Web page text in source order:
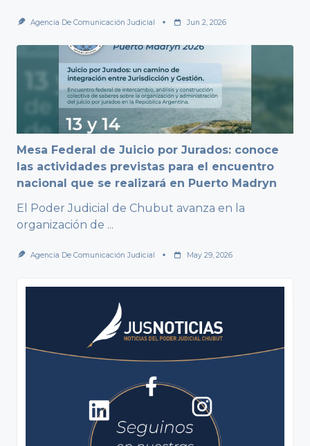
Agencia De Comunicación Judicial Jun 2, 2026
Mesa Federal de Juicio por Jurados: conoce
las actividades previstas para el encuentro
nacional que se realizará en Puerto Madryn
El Poder Judicial de Chubut avanza en la
organización de ...
Agencia De Comunicación Judicial May 29, 2026